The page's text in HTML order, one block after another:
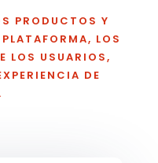
PRODUCTOS Y
LOS
LOS USUARIOS,
DE